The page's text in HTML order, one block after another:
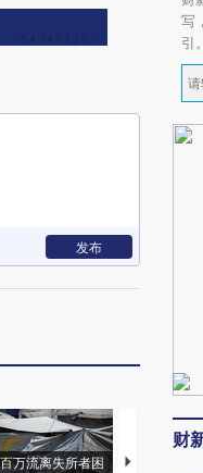
发布
万流离失所者困
马航飞行员
写
引。
财